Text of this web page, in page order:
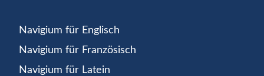
Navigium für Englisch
Navigium für Französisch
Navigium für Latein